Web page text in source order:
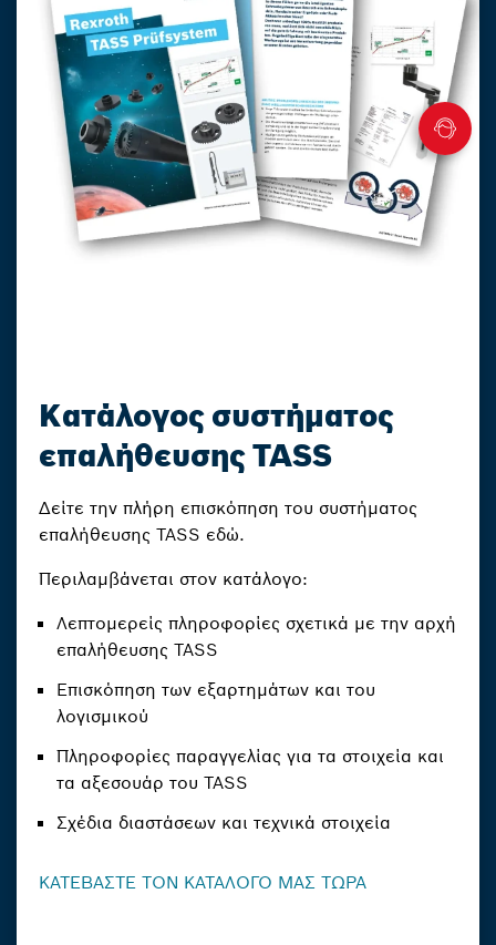
Κατάλογος συστήματος
επαλήθευσης TASS
Δείτε την πλήρη επισκόπηση του συστήματος
επαλήθευσης TASS εδώ.
Περιλαμβάνεται στον κατάλογο:
Λεπτομερείς πληροφορίες σχετικά με την αρχή
επαλήθευσης TASS
Επισκόπηση των εξαρτημάτων και του
λογισμικού
Πληροφορίες παραγγελίας για τα στοιχεία και
τα αξεσουάρ του TASS
Σχέδια διαστάσεων και τεχνικά στοιχεία
ΚΑΤΕΒΑΣΤΕ ΤΟΝ ΚΑΤΑΛΟΓΟ ΜΑΣ ΤΩΡΑ